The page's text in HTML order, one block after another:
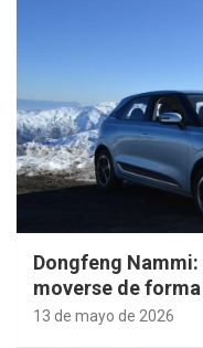
Dongfeng
moverse de
13 de mayo de 2026